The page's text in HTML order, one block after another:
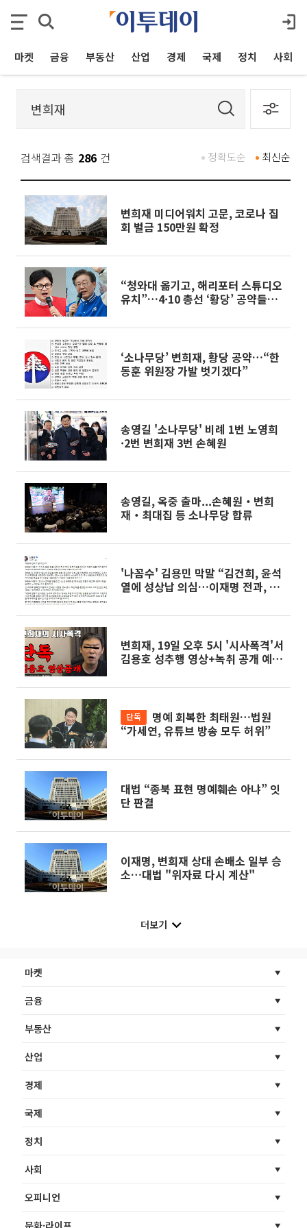
마켓 금융 부동산 산업 경제 국제 정치 사회
검색결과 총 286 건 최신순
정확도순
변희재 미디어워치 고문, 코로나 집
회 벌금 150만원 확정
“청와대 옮기고, 해리포터 스튜디오
유치”…4·10 총선 ‘황당’ 공약들
‘소나무당’ 변희재, 황당 공약…“한
동훈 위원장 가발 벗기겠다”
송영길 '소나무당' 비례 1번 노영희
·2번 변희재 3번 손혜원
송영길, 옥중 출마...손혜원‧변희
재‧최대집 등 소나무당 합류
'나꼼수' 김용민 막말 “김건희, 윤석
열에 성상납 의심…이재명 전과, 왜
변희재, 19일 오후 5시 '시사폭격'서
김용호 성추행 영상+녹취 공개 예
단독
“가세연, 유튜브 방송 모두 허위”
대법 “종북 표현 명예훼손 아냐” 잇
단 판결
이재명, 변희재 상대 손배소 일부 승
소…대법 "위자료 다시 계산"
더보기
마켓
금융
부동산
산업
경제
국제
정치
사회
오피니언
문화·라이프